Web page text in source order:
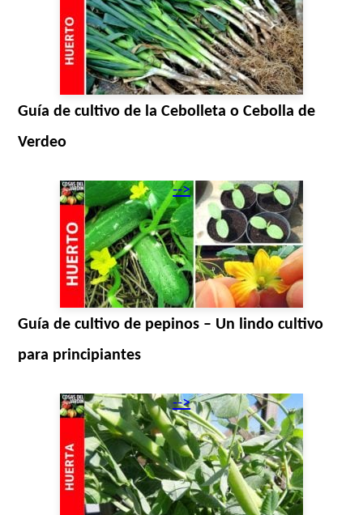
Guía de cultivo de la Cebolleta o Cebolla de
Verdeo
-->
Guía de cultivo de pepinos – Un lindo cultivo
para principiantes
-->